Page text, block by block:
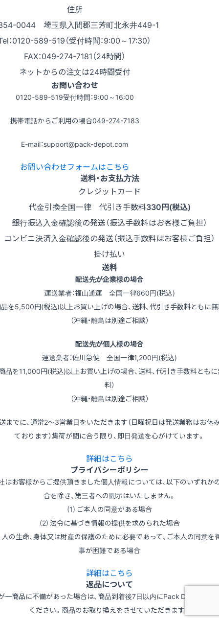
住所
0044 埼玉県入間郡三芳町北永井449-1
：0120-589-519（受付時間：9:00～17:30）
FAX：049-274-7181（24時間）
ネットからの注文は24時間受付
お問い合わせ
0120-589-519受付時間：9:00～16:00
携帯電話からご利用の場合049-274-7183
E-mail：support@pack-depot.com
お問い合わせフォームはこちら
送料・お支払方法
クレジットカード
代金引換全国一律 代引き手数料330円(税込)
銀行振込入金確認後の発送（振込手数料はお客様ご負担）
コンビニ決済入金確認後の発送（振込手数料はお客様ご負担）
掛け払い
送料
配送先が企業様の場合
運送業者：福山通運 全国一律660円(税込)
品を5,500円(税込)以上お買い上げの場合、送料、代引き手数料ともに無
（沖縄・離島は別途ご相談）
配送先が個人様の場合
運送業者：佐川急便 全国一律1,200円(税込)
品を11,000円(税込)以上お買い上げの場合、送料、代引き手数料とも
料）
（沖縄・離島は別途ご相談）
までに、通常2～3営業日をいただきます（日曜祝日は発送業務はお休
ております）集荷が間に合う限り、即日発送を心がけています。
詳細はこちら
プライバシーポリシー
はお客様からご提供頂きました個人情報については、以下のいずれか
合を除き、第三者への開示はいたしません。
(1) ご本人の同意がある場合
(2) 法令に基づき情報の提供を求められた場合
の生命、身体又は財産の保護のために必要であって、ご本人の同意を
事が困難である場合
詳細はこちら
返品について
一商品に不備があった場合は、商品到着後7日以内にPack Depotへご
ください。商品のお取り換えをさせていただきます。